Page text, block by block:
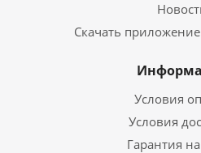
Скачать
Условия
Условия
Гарантия